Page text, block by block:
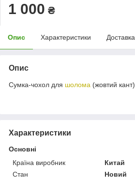
1 000 ₴
Опис Характеристики Доставка
Опис
Сумка-чохол для шолома (жовтий кант)
Характеристики
Основні
Країна виробник
Китай
Стан
Новий